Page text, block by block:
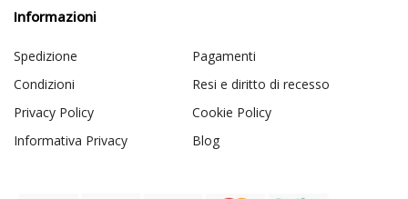
Informazioni
Spedizione
Pagamenti
Condizioni
Resi e diritto di recesso
Privacy Policy
Cookie Policy
Informativa Privacy
Blog